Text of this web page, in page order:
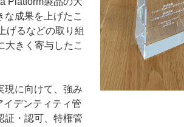
成果を上げたこ
げるなどの取り組
大きく寄与したこ
現に向けて、強み
デンティティ管
証・認可、特権管